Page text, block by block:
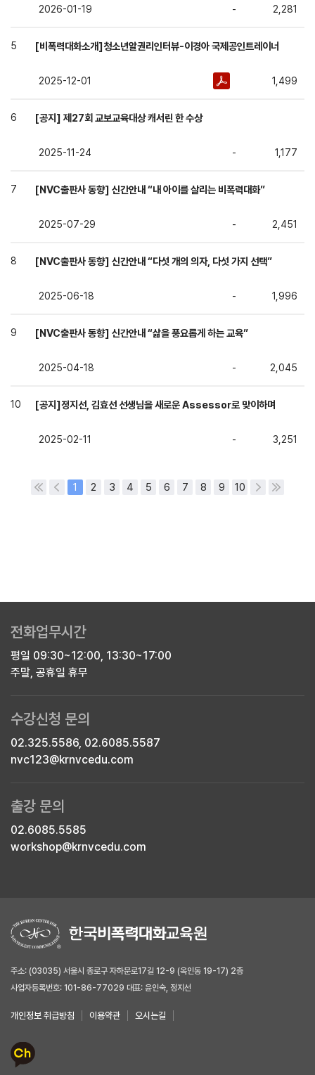
-
2026-01-19 2,281
5 [비폭력대화소개]청소년알권리인터뷰-이경아 국제공인트레이너
2025-12-01 1,499
6 [공지] 제27회 교보교육대상 캐서린 한 수상
-
2025-11-24 1,177
7 [NVC출판사 동향] 신간안내 “내 아이를 살리는 비폭력대화”
-
2025-07-29 2,451
8 [NVC출판사 동향] 신간안내 “다섯 개의 의자, 다섯 가지 선택”
-
2025-06-18 1,996
9 [NVC출판사 동향] 신간안내 “삶을 풍요롭게 하는 교육”
-
2025-04-18 2,045
10 [공지]정지선, 김효선 선생님을 새로운 Assessor로 맞이하며
-
2025-02-11 3,251
1 2 3 4 5 6 7 8 9 10
전화업무시간
평일 09:30~12:00, 13:30~17:00
주말, 공휴일 휴무
수강신청 문의
02.325.5586, 02.6085.5587
nvc123@krnvcedu.com
출강 문의
02.6085.5585
workshop@krnvcedu.com
주소: (03035) 서울시 종로구 자하문로17길 12-9 (옥인동 19-17) 2층
사업자등록번호: 101-86-77029 대표: 윤인숙, 정지선
개인정보 취급방침 이용약관 오시는길